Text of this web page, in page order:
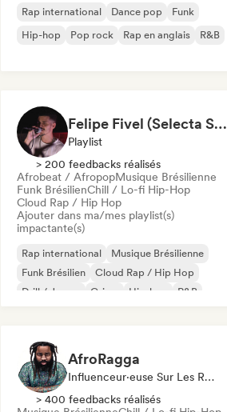
Rap international Dance pop
Funk
Hip-hop
Pop rock Rap en anglais R&B
Felipe Fivel (Selecta Syndicate)
Playlist
> 200 feedbacks réalisés
Afrobeat / AfropopMusique Brésilienne
Funk BrésilienChill / Lo-fi Hip-Hop
Cloud Rap / Hip Hop
Ajouter dans ma/mes playlist(s)
impactante(s)
Rap international
Musique Brésilienne
Funk Brésilien
Cloud Rap / Hip Hop
Drill / Jersey
Grime Hip-hop R&B
AfroRagga
Influenceur·euse Sur Les Réseaux Sociaux, Spécialiste Son
> 400 feedbacks réalisés